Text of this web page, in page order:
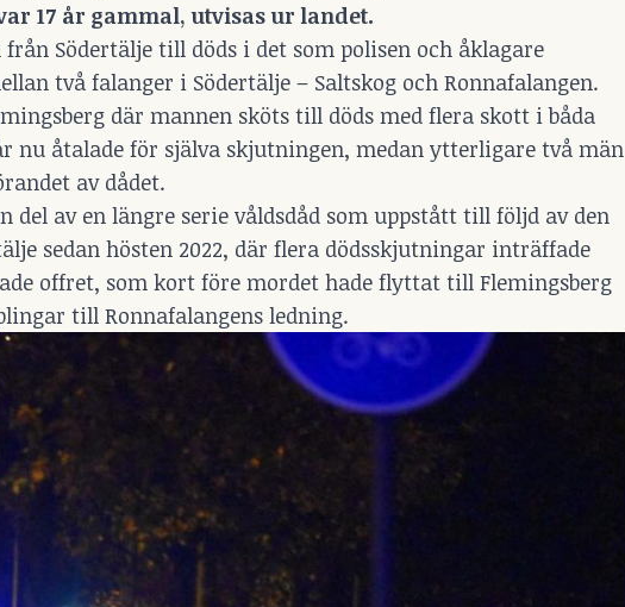
17 år gammal, utvisas ur landet.
Södertälje till döds i det som polisen och åklagare
två falanger i Södertälje – Saltskog och Ronnafalangen.
där mannen sköts till döds med flera skott i båda
nu åtalade för själva skjutningen, medan ytterligare två män
av dådet.
del av en längre serie våldsdåd som uppstått till följd av den
sedan hösten 2022, där flera dödsskjutningar inträffade
offret, som kort före mordet hade flyttat till Flemingsberg
till Ronnafalangens ledning.